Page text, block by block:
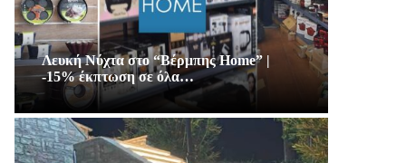
Λευκή Νύχτα στο “Βέρμπης Home” |
-15% έκπτωση σε όλα…